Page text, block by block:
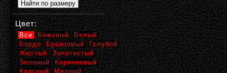
Цвет:
Все Бежевый
Белый
Бордо
Бронзовый
Голубой
Желтый
Золотистый
Зеленый
Коричневый
Красный
Медный